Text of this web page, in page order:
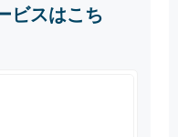
ビスはこち